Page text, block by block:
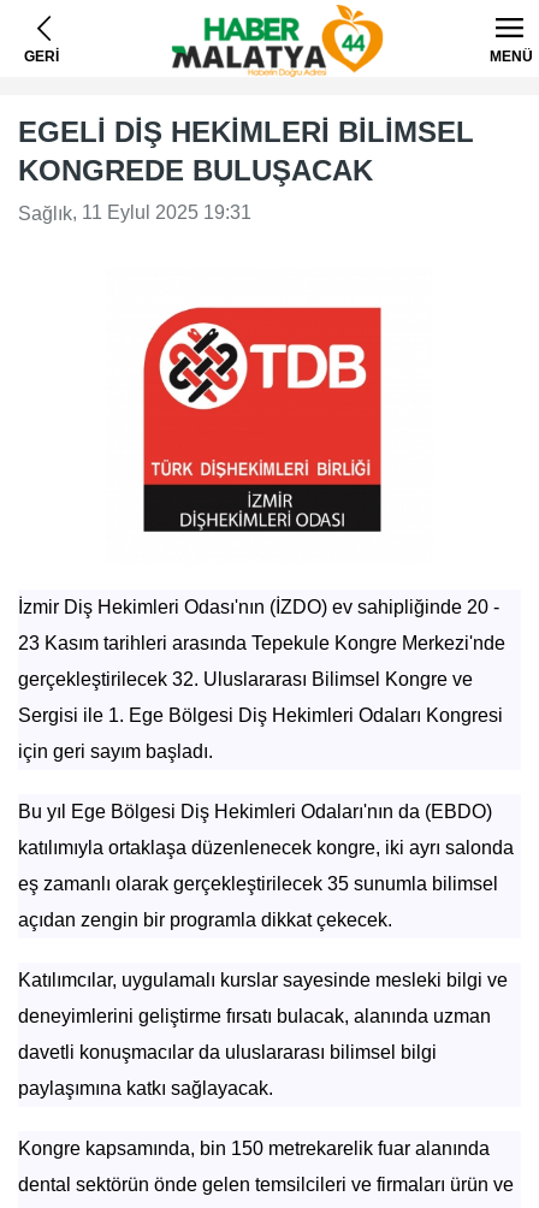
GERİ MENÜ
EGELİ DİŞ HEKİMLERİ BİLİMSEL
KONGREDE BULUŞACAK
Sağlık, 11 Eylul 2025 19:31
İzmir Diş Hekimleri Odası'nın (İZDO) ev sahipliğinde 20 -
23 Kasım tarihleri arasında Tepekule Kongre Merkezi'nde
gerçekleştirilecek 32. Uluslararası Bilimsel Kongre ve
Sergisi ile 1. Ege Bölgesi Diş Hekimleri Odaları Kongresi
için geri sayım başladı.
Bu yıl Ege Bölgesi Diş Hekimleri Odaları'nın da (EBDO)
katılımıyla ortaklaşa düzenlenecek kongre, iki ayrı salonda
eş zamanlı olarak gerçekleştirilecek 35 sunumla bilimsel
açıdan zengin bir programla dikkat çekecek.
Katılımcılar, uygulamalı kurslar sayesinde mesleki bilgi ve
deneyimlerini geliştirme fırsatı bulacak, alanında uzman
davetli konuşmacılar da uluslararası bilimsel bilgi
paylaşımına katkı sağlayacak.
Kongre kapsamında, bin 150 metrekarelik fuar alanında
dental sektörün önde gelen temsilcileri ve firmaları ürün ve